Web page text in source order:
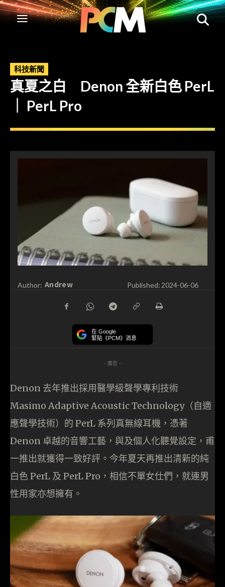
科技新聞
真夏之白 Denon 全新白色 PerL
｜ PerL Pro
Author: Andrew Published: 2024-06-06
在 Google
緊貼《PCM》消息
- 廣告 -
Denon 去年推出採用醫學級聲學專利技術
Masimo Adaptive Acoustic Technology（自適
應聲學技術）的 PerL 系列真無線耳機，憑著
Denon 卓越的音響工藝，與及個人化聽覺設定，甫
一推出就獲得一致好評。今年夏天再推出清新的純
白色 PerL 及 PerL Pro，相信不單女仕們，就連男
性用家亦想擁有。